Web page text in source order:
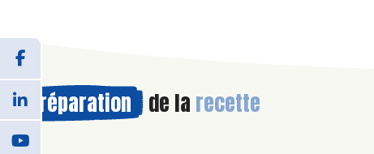
Préparation de la recette